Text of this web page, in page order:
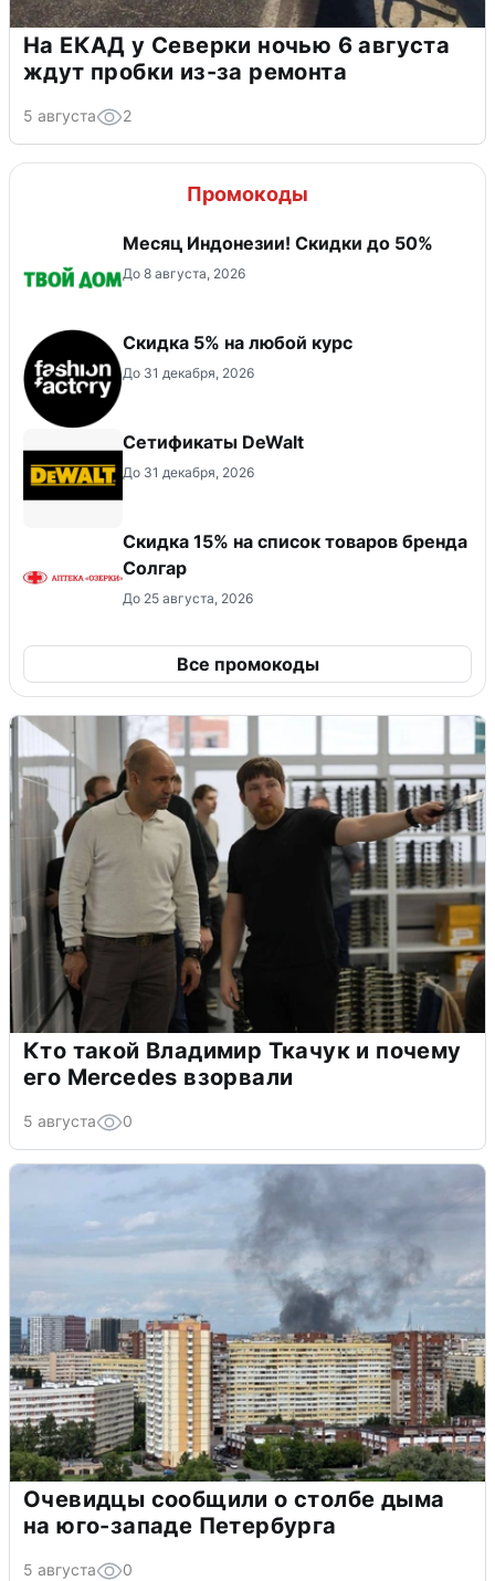
На ЕКАД у Северки ночью 6 августа
ждут пробки из-за ремонта
5 августа 2
Промокоды
Месяц Индонезии! Скидки до 50%
До 8 августа, 2026
Скидка 5% на любой курс
До 31 декабря, 2026
Сетификаты DeWalt
До 31 декабря, 2026
Скидка 15% на список товаров бренда
Солгар
До 25 августа, 2026
Все промокоды
Кто такой Владимир Ткачук и почему
его Mercedes взорвали
5 августа 0
Очевидцы сообщили о столбе дыма
на юго-западе Петербурга
5 августа 0